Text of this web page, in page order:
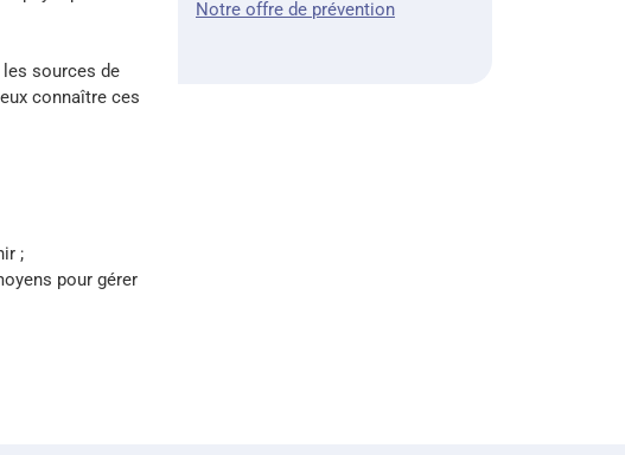
sources de
connaître ces
;
pour gérer
Notre offre de prévention